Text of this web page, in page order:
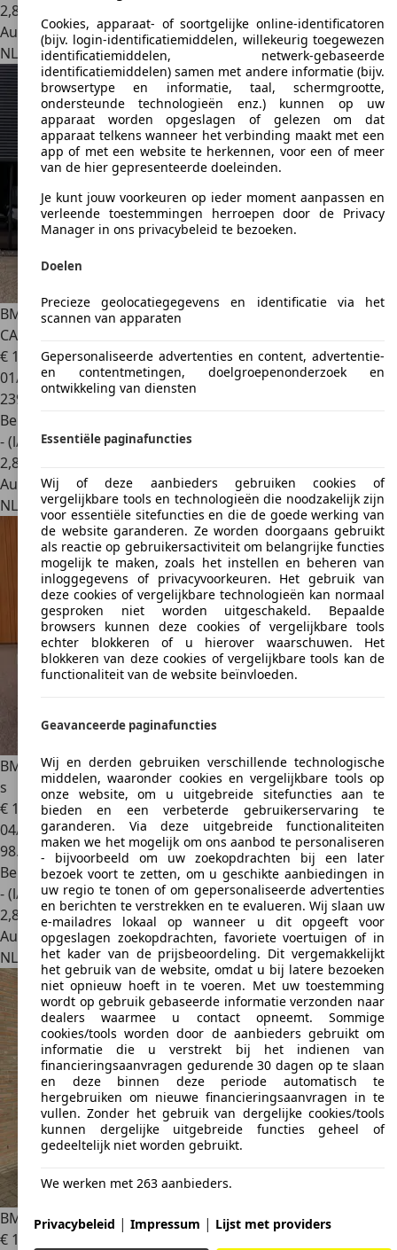
2,8
Autobedrijf
NL 4191 PCGeldermalsen
BMW X3XDrive28i High Executive TREKHAAK MEMORY
CAMERA CL
€ 11.749
01/2014
239.725 km
Benzine
- (l/100 km)
2,8
Autobedrijf
NL 7327 JZApeldoorn
BMW X1SDrive20i M-sport Limited Series camera trekhaak
s
€ 14.940
04/2014
98.236 km
Benzine
- (l/100 km)
2,8
Autobedrijf
NL 1841 JJ Stompetoren
BMW X5M50d
€ 14.995
Cookies, apparaat- of soortgelijke online-identificatoren
(bijv. login-identificatiemiddelen, willekeurig toegewezen
identificatiemiddelen, netwerk-gebaseerde
identificatiemiddelen) samen met andere informatie (bijv.
browsertype en informatie, taal, schermgrootte,
ondersteunde technologieën enz.) kunnen op uw
apparaat worden opgeslagen of gelezen om dat
apparaat telkens wanneer het verbinding maakt met een
app of met een website te herkennen, voor een of meer
van de hier gepresenteerde doeleinden.
Je kunt jouw voorkeuren op ieder moment aanpassen en
verleende toestemmingen herroepen door de Privacy
Manager in ons privacybeleid te bezoeken.
Doelen
Precieze geolocatiegegevens en identificatie via het
scannen van apparaten
Gepersonaliseerde advertenties en content, advertentie-
en contentmetingen, doelgroepenonderzoek en
ontwikkeling van diensten
Essentiële paginafuncties
Wij of deze aanbieders gebruiken cookies of
vergelijkbare tools en technologieën die noodzakelijk zijn
voor essentiële sitefuncties en die de goede werking van
de website garanderen. Ze worden doorgaans gebruikt
als reactie op gebruikersactiviteit om belangrijke functies
mogelijk te maken, zoals het instellen en beheren van
inloggegevens of privacyvoorkeuren. Het gebruik van
deze cookies of vergelijkbare technologieën kan normaal
gesproken niet worden uitgeschakeld. Bepaalde
browsers kunnen deze cookies of vergelijkbare tools
echter blokkeren of u hierover waarschuwen. Het
blokkeren van deze cookies of vergelijkbare tools kan de
functionaliteit van de website beïnvloeden.
Geavanceerde paginafuncties
Wij en derden gebruiken verschillende technologische
middelen, waaronder cookies en vergelijkbare tools op
onze website, om u uitgebreide sitefuncties aan te
bieden en een verbeterde gebruikerservaring te
garanderen. Via deze uitgebreide functionaliteiten
maken we het mogelijk om ons aanbod te personaliseren
- bijvoorbeeld om uw zoekopdrachten bij een later
bezoek voort te zetten, om u geschikte aanbiedingen in
uw regio te tonen of om gepersonaliseerde advertenties
en berichten te verstrekken en te evalueren. Wij slaan uw
e-mailadres lokaal op wanneer u dit opgeeft voor
opgeslagen zoekopdrachten, favoriete voertuigen of in
het kader van de prijsbeoordeling. Dit vergemakkelijkt
het gebruik van de website, omdat u bij latere bezoeken
niet opnieuw hoeft in te voeren. Met uw toestemming
wordt op gebruik gebaseerde informatie verzonden naar
dealers waarmee u contact opneemt. Sommige
cookies/tools worden door de aanbieders gebruikt om
informatie die u verstrekt bij het indienen van
financieringsaanvragen gedurende 30 dagen op te slaan
en deze binnen deze periode automatisch te
hergebruiken om nieuwe financieringsaanvragen in te
vullen. Zonder het gebruik van dergelijke cookies/tools
kunnen dergelijke uitgebreide functies geheel of
gedeeltelijk niet worden gebruikt.
We werken met 263 aanbieders.
Privacybeleid | Impressum | Lijst met providers